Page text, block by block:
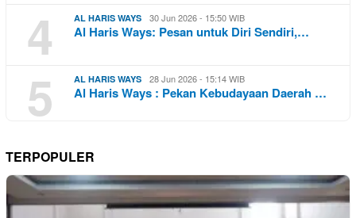
4 AL HARIS WAYS 30 Jun 2026 - 15:50 WIB
Al Haris Ways: Pesan untuk Diri Sendiri,…
5 AL HARIS WAYS 28 Jun 2026 - 15:14 WIB
Al Haris Ways : Pekan Kebudayaan Daerah …
TERPOPULER